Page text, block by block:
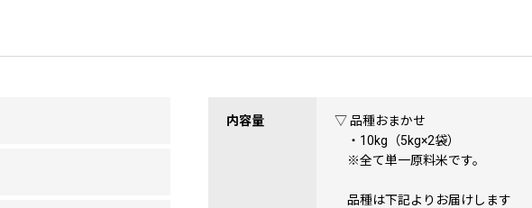
内容量
▽ 品種おまかせ
・10kg（5kg×2袋）
※全て単一原料米です。
品種は下記よりお届けします